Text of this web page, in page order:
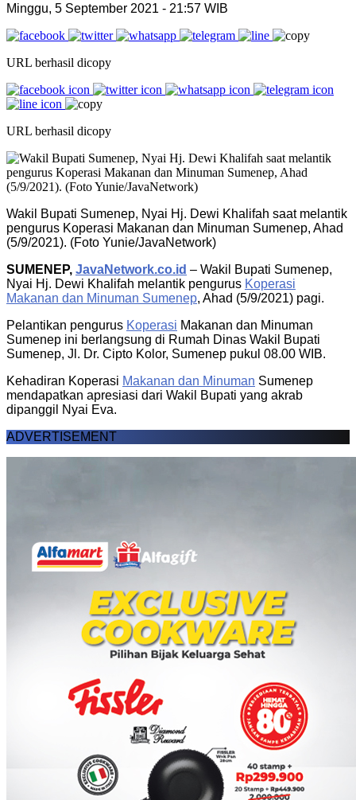
Minggu, 5 September 2021 - 21:57 WIB
URL berhasil dicopy
URL berhasil dicopy
Wakil Bupati Sumenep, Nyai Hj. Dewi Khalifah saat melantik
pengurus Koperasi Makanan dan Minuman Sumenep, Ahad
(5/9/2021). (Foto Yunie/JavaNetwork)
SUMENEP, JavaNetwork.co.id – Wakil Bupati Sumenep,
Nyai Hj. Dewi Khalifah melantik pengurus Koperasi
Makanan dan Minuman Sumenep, Ahad (5/9/2021) pagi.
Pelantikan pengurus Koperasi Makanan dan Minuman
Sumenep ini berlangsung di Rumah Dinas Wakil Bupati
Sumenep, Jl. Dr. Cipto Kolor, Sumenep pukul 08.00 WIB.
Kehadiran Koperasi Makanan dan Minuman Sumenep
mendapatkan apresiasi dari Wakil Bupati yang akrab
dipanggil Nyai Eva.
ADVERTISEMENT